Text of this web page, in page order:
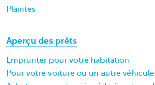
Plaintes
Aperçu des prêts
Emprunter pour votre habitation
Pour votre voiture ou un autre véhicule